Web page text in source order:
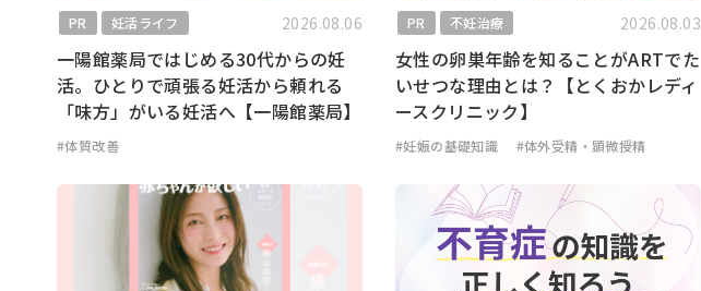
PR 妊活ライフ 2026.08.06
一陽館薬局ではじめる30代からの妊
活。ひとりで頑張る妊活から頼れる
「味方」がいる妊活へ【一陽館薬局】
#体質改善
PR 不妊治療 2026.08.03
女性の卵巣年齢を知ることがARTでた
いせつな理由とは？【とくおかレディ
ースクリニック】
#妊娠の基礎知識 #体外受精・顕微授精